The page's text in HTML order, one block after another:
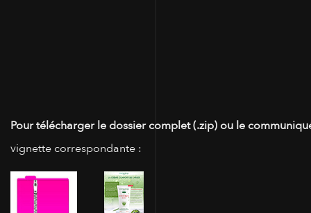
Pour télécharger le dossier complet (.zip) ou le
vignette correspondante :